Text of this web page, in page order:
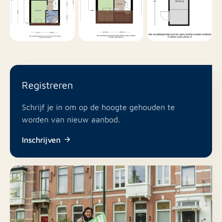
eigenaar woning. Indien meerdere kandidaten de
screening succesvol doorlopen, wordt de keuze
gebaseerd op zowel inkomen, screening als persoonlijke
situatie huurder. U heeft als huurder de mogelijkheid
screening.
screening, hebben het recht op nadere uitleg en
uiteraard kunnen zij het screeningsrapport inzien.
LET OP: Rotsvast behartigt de belangen van eigenaar,
Bij een volledig doorlopen screening zal Rotsvast een
dossier direct voorstellen aan eigenaar. Indien een
dossier reeds is geaccepteerd, worden dossiers die
hierna volledig binnenkomen niet meer meegenomen in
Registreren
Schrijf je in om op de hoogte gehouden te
worden van nieuw aanbod.
Inschrijven